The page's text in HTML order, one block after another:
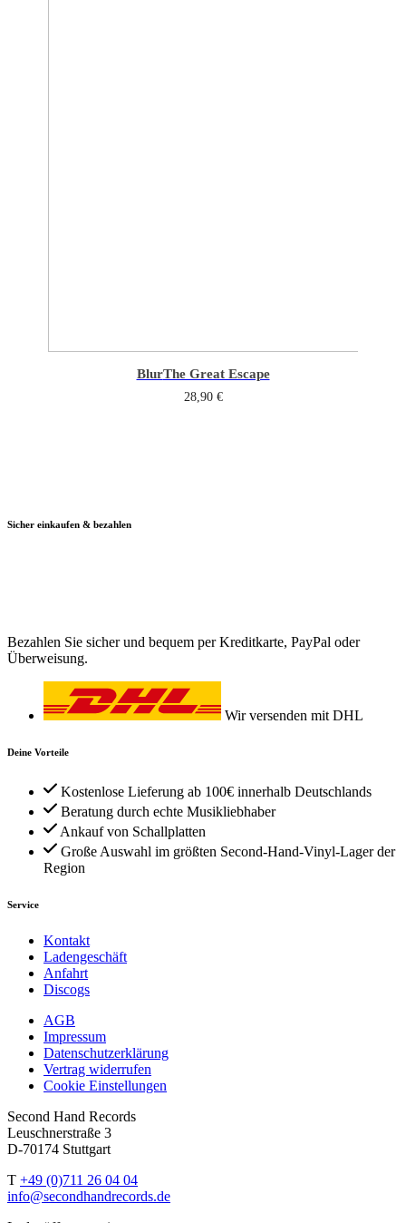
BlurThe Great Escape
28,90 €
Sicher einkaufen & bezahlen
Bezahlen Sie sicher und bequem per Kreditkarte, PayPal oder
Überweisung.
Wir versenden mit DHL
Deine Vorteile
Kostenlose Lieferung ab 100€ innerhalb Deutschlands
Beratung durch echte Musikliebhaber
Ankauf von Schallplatten
Große Auswahl im größten Second-Hand-Vinyl-Lager der
Region
Service
Kontakt
Ladengeschäft
Anfahrt
Discogs
AGB
Impressum
Datenschutzerklärung
Vertrag widerrufen
Cookie Einstellungen
Second Hand Records
Leuschnerstraße 3
D-70174 Stuttgart
T +49 (0)711 26 04 04
info@secondhandrecords.de